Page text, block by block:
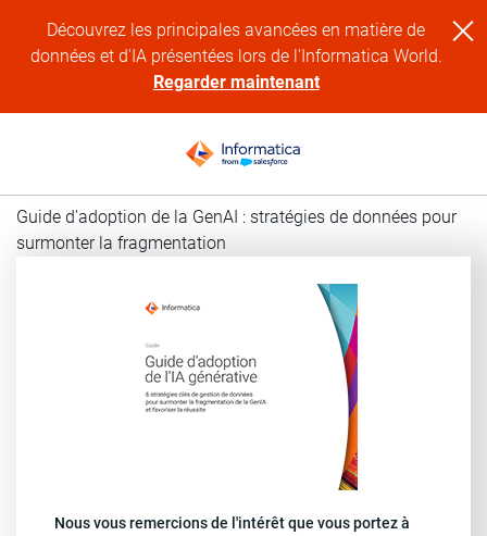
Découvrez les principales avancées en matière de
données et d'IA présentées lors de l'Informatica World.
Regarder maintenant
Guide d'adoption de la GenAI : stratégies de données pour
surmonter la fragmentation
Nous vous remercions de l'intérêt que vous portez à